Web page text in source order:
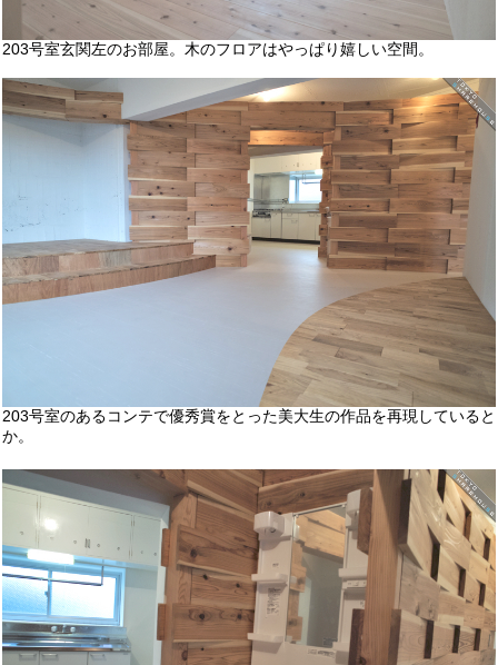
203号室玄関左のお部屋。木のフロアはやっぱり嬉しい空間。
203号室のあるコンテで優秀賞をとった美大生の作品を再現していると
か。